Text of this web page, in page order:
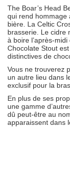
The Boar’s Head
qui rend hommage
bière. La Celtic
brasserie. Le cidre
à boire l’après-
Chocolate Stout
distinctives de
Vous ne trouverez
un autre lieu dans
exclusif pour la
En plus de ses
une gamme
dû peut-être au
apparaissent dans